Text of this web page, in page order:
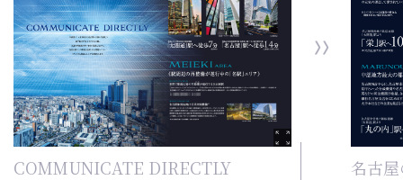
COMMUNICATE DIRECTLY 名古